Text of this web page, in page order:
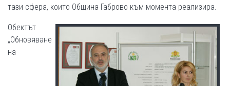
тази сфера, които Община Габрово към момента реализира.
Обектът
„Обновяване
на